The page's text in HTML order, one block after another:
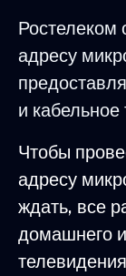
Ростелеком
адресу
и
Чтобы
адресу
ждать, все
домашнего